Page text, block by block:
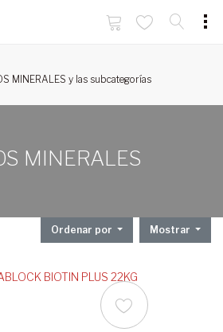
MINERALES y las subcategorías
MINERALES
Ordenar por Mostrar